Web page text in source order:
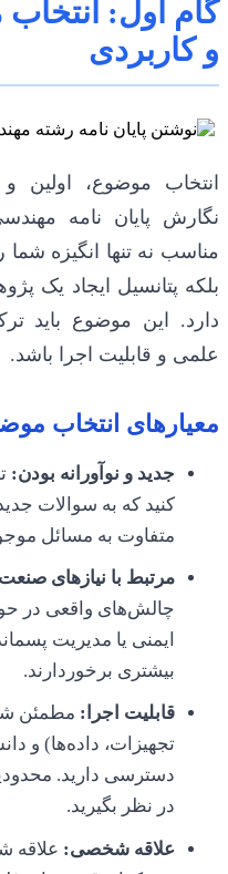
گام اول:
و کاربردی
انتخاب موضوع، اولین
نگارش پایان نامه
مناسب نه تنها انگیزه
بلکه پتانسیل ایجاد یک
دارد. این موضوع باید
علمی و قابلیت اجرا باشد.
معیارهای انتخاب
جدید و نوآورانه بودن:
کنید که به سوالات
متفاوت به مسائل
مرتبط با نیازهای
چالش‌های واقعی در
ایمنی یا مدیریت
بیشتری برخوردارند.
قابلیت اجرا: مطمئن
تجهیزات، داده‌ها) و
دسترسی دارید.
در نظر بگیرید.
علاقه شخصی: علاقه